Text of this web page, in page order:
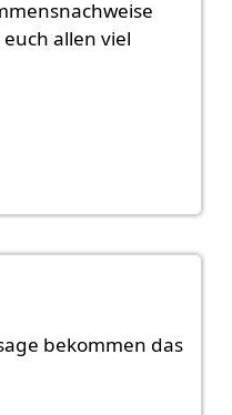
allen viel
bekommen das